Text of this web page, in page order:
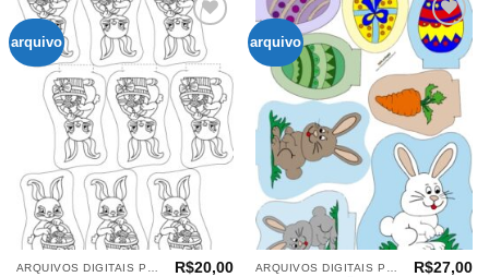
arquivo
Adicionar
aos
meus
desejos
R$20,00
arquivo
Adicionar
aos
meus
desejos
R$27,00